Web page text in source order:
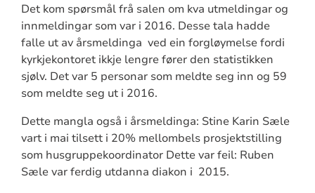
Det kom spørsmål frå salen om kva utmeldingar og
innmeldingar som var i 2016. Desse tala hadde
falle ut av årsmeldinga ved ein forgløymelse fordi
kyrkjekontoret ikkje lengre fører den statistikken
sjølv. Det var 5 personar som meldte seg inn og 59
som meldte seg ut i 2016.
Dette mangla også i årsmeldinga: Stine Karin Sæle
vart i mai tilsett i 20% mellombels prosjektstilling
som husgruppekoordinator Dette var feil: Ruben
Sæle var ferdig utdanna diakon i 2015.